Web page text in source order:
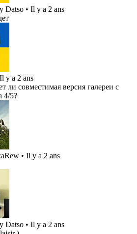
Datso • Il y a 2 ans
y a 2 ans
ли совместимая версия галереи с
4/5?
• Il y a 2 ans
Datso • Il y a 2 ans